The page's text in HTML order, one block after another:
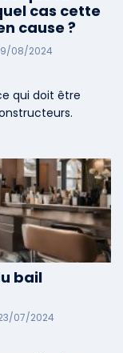
bail
07/2024
cas cette
cause ?
08/2024
qui doit être